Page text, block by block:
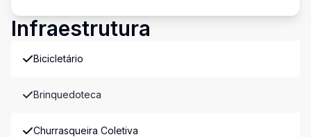
Infraestrutura
Bicicletário
Brinquedoteca
Churrasqueira Coletiva